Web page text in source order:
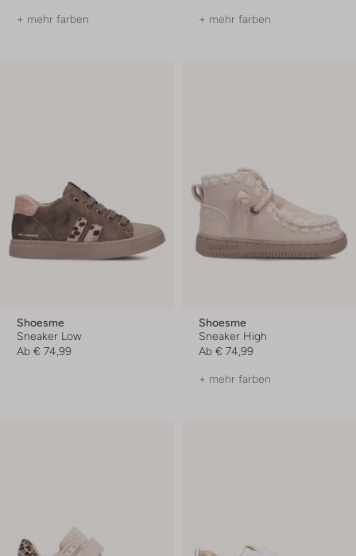
+ mehr farben + mehr farben
Shoesme
Sneaker Low
Ab € 74,99
Shoesme
Sneaker High
Ab € 74,99
+ mehr farben